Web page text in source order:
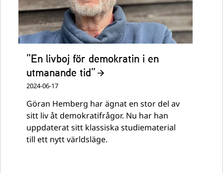
”En livboj för demokratin i en
utmanande tid”
2024-06-17
Göran Hemberg har ägnat en stor del av
sitt liv åt demokratifrågor. Nu har han
uppdaterat sitt klassiska studiematerial
till ett nytt världsläge.